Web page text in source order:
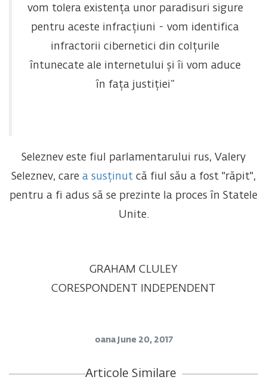
vom tolera existența unor paradisuri sigure
pentru aceste infracțiuni - vom identifica
infractorii cibernetici din colțurile
întunecate ale internetului și îi vom aduce
în fața justiției”
Seleznev este fiul parlamentarului rus, Valery
Seleznev, care a susținut că fiul său a fost "răpit",
pentru a fi adus să se prezinte la proces în Statele
Unite.
GRAHAM CLULEY
CORESPONDENT INDEPENDENT
oana June 20, 2017
Articole Similare